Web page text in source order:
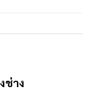
ช่าง